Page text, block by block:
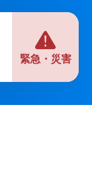
緊急・災害